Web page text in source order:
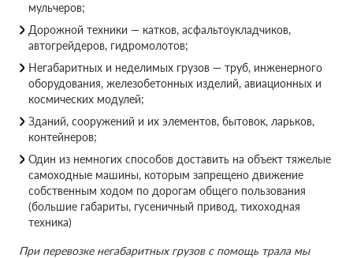
мульчеров;
Дорожной техники — катков, асфальтоукладчиков,
автогрейдеров, гидромолотов;
Негабаритных и неделимых грузов — труб, инженерного
оборудования, железобетонных изделий, авиационных и
космических модулей;
Зданий, сооружений и их элементов, бытовок, ларьков,
контейнеров;
Один из немногих способов доставить на объект тяжелые
самоходные машины, которым запрещено движение
собственным ходом по дорогам общего пользования
(большие габариты, гусеничный привод, тихоходная
техника)
При перевозке негабаритных грузов с помощь трала мы